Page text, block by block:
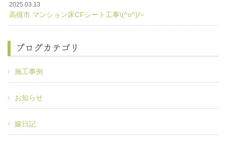
2025.03.13
高槻市 マンション床CFシート工事\(^o^)/~
ブログカテゴリ
施工事例
お知らせ
嫁日記